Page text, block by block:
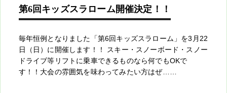
第6回キッズスラローム開催決定！！
毎年恒例となりました「第6回キッズスラローム」を3月22
日（日）に開催します！！ スキー・スノーボード・スノー
ドライブ等リフトに乗車できるものなら何でもOKで
す！！大会の雰囲気を味わってみたい方はぜ……